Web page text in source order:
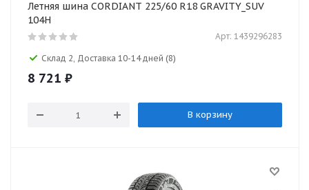
Летняя шина CORDIANT 225/60 R18 GRAVITY_SUV
104H
Арт: 1439296283
Склад 2, Доставка 10-14 дней (8)
8 721 ₽
В корзину